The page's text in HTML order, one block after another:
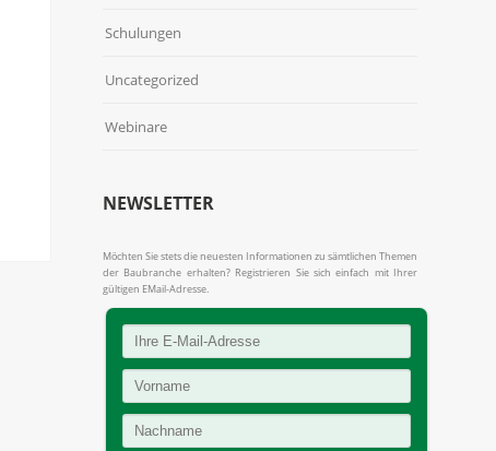
Schulungen
Uncategorized
Webinare
NEWSLETTER
Möchten Sie stets die neuesten Informationen zu sämtlichen Themen
der Baubranche erhalten? Registrieren Sie sich einfach mit Ihrer
gültigen EMail-Adresse.